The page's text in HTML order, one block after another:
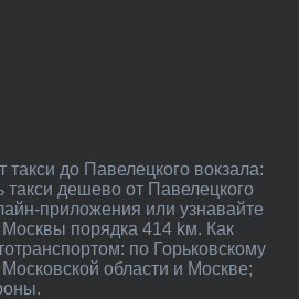
дешево от Павелецкого
приложения или узнавайте
порядка 414 kм. Как
по Горьковскому
области и Москве;